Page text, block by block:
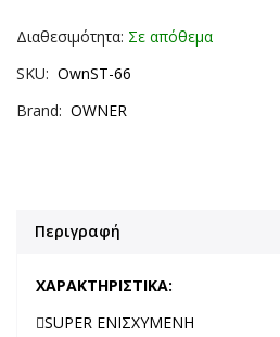
Διαθεσιμότητα: Σε απόθεμα
SKU
OwnST-66
Brand
OWNER
Περιγραφή
XAPAKTHPIΣTIKA:
SUPER ENIΣXYMENH